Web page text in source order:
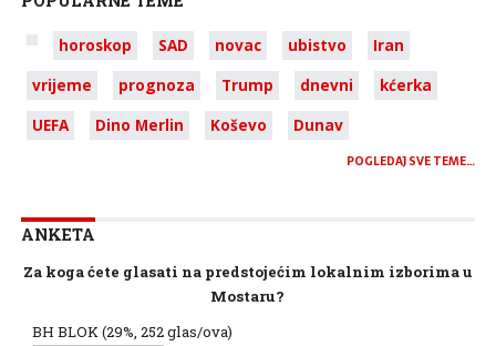
horoskop SAD novac ubistvo
Iran
vrijeme
prognoza Trump dnevni
kćerka
UEFA
Dino Merlin Koševo Dunav
POGLEDAJ SVE TEME…
ANKETA
Za koga ćete glasati na predstojećim lokalnim izborima u
Mostaru?
BH BLOK(29%, 252 glas/ova)